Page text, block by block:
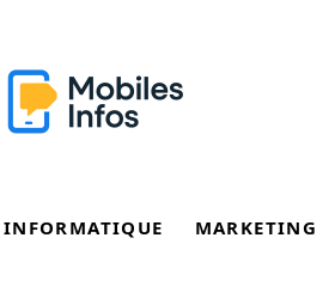
INFORMATIQUE MARKETING